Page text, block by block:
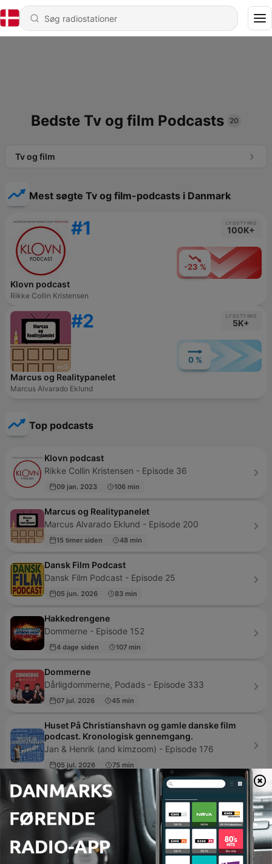
Bedste Tv og film Podcasts 20
Tv og film
Mest søgte Tv og film-podcasts i Danmark
#1 LYDSTYRKE
100K+
-23 %
Klovn podcast
Rikke Collin Kristensen
#2 LYDSTYRKE
5K+
0 %
Marcus og Realitypanelet
Marcus Alvarado Eklund
Top podcasts
Klovn podcast
Rikke Collin Kristensen - Episode 36
09 jan. 2023 106 min
Marcus og Realitypanelet
Marcus Alvarado Eklund - Episode 200
15 timer siden 48 min
Dansk Film Podcast
Dansk Film Podcast - Episode 25
05 jun. 2026 83 min
Hakkedrengene
Dommerne - Episode 152
4 dage siden 107 min
Dommerne
Dårligdommerne, Podads - Episode 333
07 jul. 2026 45 min
Huset På Christianshavn og gamle danske film
podcast. Kronologisk gennemgang.
Jan & Henrik (and kimzoom) - Episode 176
05 jul. 2026 75 min
สื่อเสียงนิทาน : นิทานเด็กเล็ก
Thai PBS Podcast - Episode 102
3 dage siden
مسلسلات ومسرحيات اذاعية
Modar Hamadeh - Episode 12